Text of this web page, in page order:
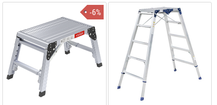
-6%